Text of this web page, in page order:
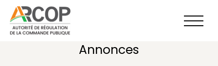
contenu
Annonces